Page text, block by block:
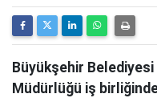
Büyükşehir Belediyesi
Müdürlüğü iş